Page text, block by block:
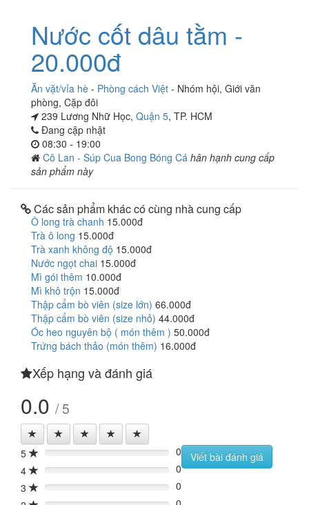
Nước cốt dâu tằm -
20.000đ
Ăn vặt/vỉa hè - Phòng cách Việt - Nhóm hội, Giới văn
phòng, Cặp đôi
239 Lương Nhữ Học, Quận 5, TP. HCM
Đang cập nhật
08:30 - 19:00
Cô Lan - Súp Cua Bong Bóng Cá hân hạnh cung cấp
sản phẩm này
Các sản phẩm khác có cùng nhà cung cấp
Ô long trà chanh 15.000đ
Trà ô long 15.000đ
Trà xanh không độ 15.000đ
Nước ngọt chai 15.000đ
Mì gói thêm 10.000đ
Mì khô trộn 15.000đ
Thập cẩm bò viên (size lớn) 66.000đ
Thập cẩm bò viên (size nhỏ) 44.000đ
Óc heo nguyên bộ ( món thêm ) 50.000đ
Trứng bách thảo (món thêm) 16.000đ
Xếp hạng và đánh giá
0.0 / 5
5 0%
0
4
0%
0
3
0%
0
Viết bài đánh giá